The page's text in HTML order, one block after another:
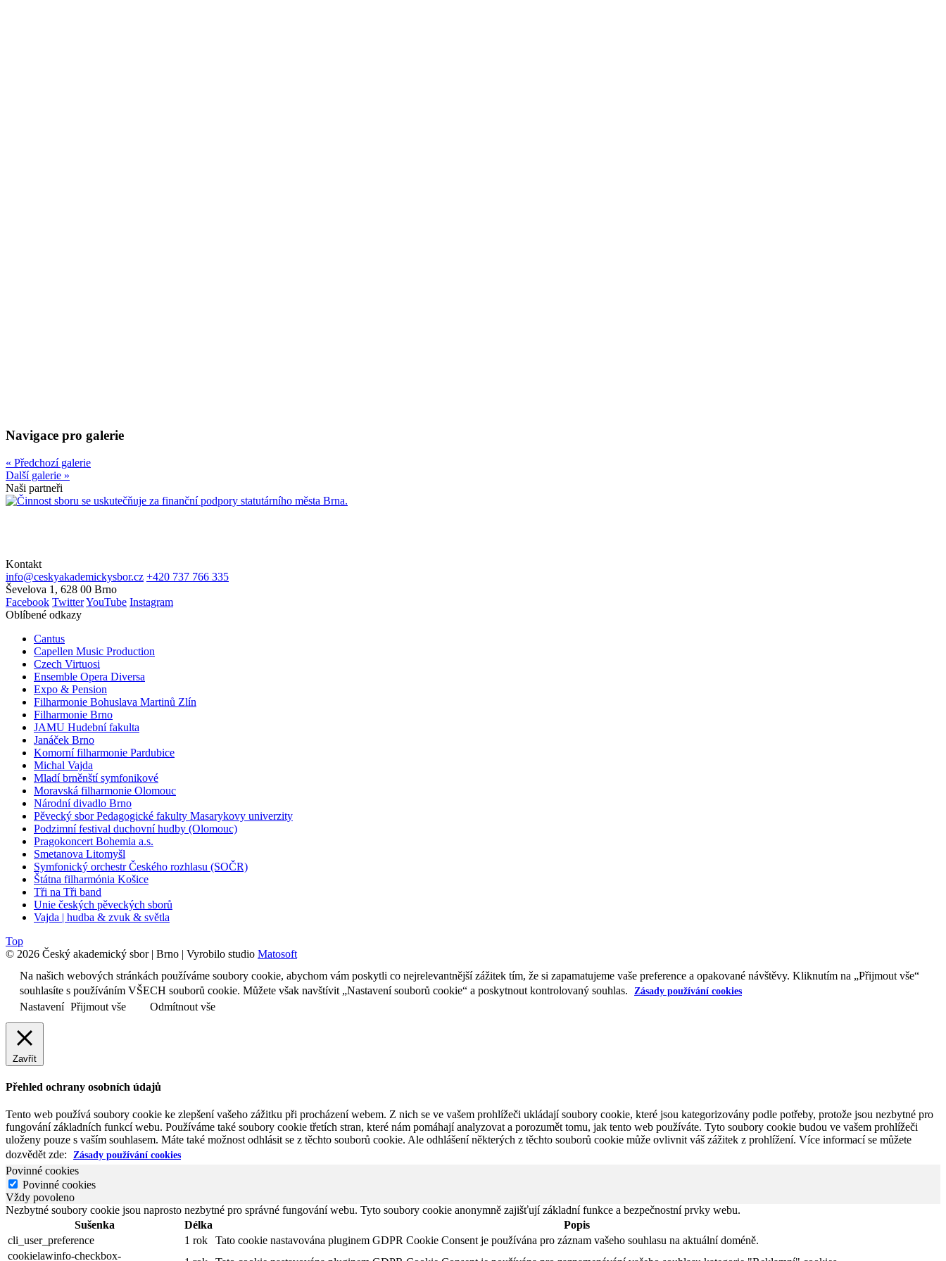
Navigace pro galerie
« Předchozí galerie
Další galerie »
Naši partneři
Kontakt
info@ceskyakademickysbor.cz +420 737 766 335
Ševelova 1, 628 00 Brno
Facebook TwitterYouTube Instagram
Oblíbené odkazy
Cantus
Capellen Music Production
Czech Virtuosi
Ensemble Opera Diversa
Expo & Pension
Filharmonie Bohuslava Martinů Zlín
Filharmonie Brno
JAMU Hudební fakulta
Janáček Brno
Komorní filharmonie Pardubice
Michal Vajda
Mladí brněnští symfonikové
Moravská filharmonie Olomouc
Národní divadlo Brno
Pěvecký sbor Pedagogické fakulty Masarykovy univerzity
Podzimní festival duchovní hudby (Olomouc)
Pragokoncert Bohemia a.s.
Smetanova Litomyšl
Symfonický orchestr Českého rozhlasu (SOČR)
Štátna filharmónia Košice
Tři na Tři band
Unie českých pěveckých sborů
Vajda | hudba & zvuk & světla
Top
© 2026 Český akademický sbor | Brno | Vyrobilo studio Matosoft
Na našich webových stránkách používáme soubory cookie, abychom vám poskytli co nejrelevantnější zážitek tím, že si zapamatujeme vaše preference a opakované návštěvy. Kliknutím na „Přijmout vše“
souhlasíte s používáním VŠECH souborů cookie. Můžete však navštívit „Nastavení souborů cookie“ a poskytnout kontrolovaný souhlas.
Zásady používání cookies
Nastavení Přijmout vše Odmítnout vše
Zavřít
Přehled ochrany osobních údajů
Tento web používá soubory cookie ke zlepšení vašeho zážitku při procházení webem. Z nich se ve vašem prohlížeči ukládají soubory cookie, které jsou kategorizovány podle potřeby, protože jsou nezbytné pro
fungování základních funkcí webu. Používáme také soubory cookie třetích stran, které nám pomáhají analyzovat a porozumět tomu, jak tento web používáte. Tyto soubory cookie budou ve vašem prohlížeči
uloženy pouze s vaším souhlasem. Máte také možnost odhlásit se z těchto souborů cookie. Ale odhlášení některých z těchto souborů cookie může ovlivnit váš zážitek z prohlížení. Více informací se můžete
dozvědět zde:
Zásady používání cookies
Povinné cookies
Povinné cookies
Vždy povoleno
Nezbytné soubory cookie jsou naprosto nezbytné pro správné fungování webu. Tyto soubory cookie anonymně zajišťují základní funkce a bezpečnostní prvky webu.
Sušenka
Délka
Popis
cli_user_preference
1 rok
Tato cookie nastavována pluginem GDPR Cookie Consent je používána pro záznam vašeho souhlasu na aktuální doméně.
cookielawinfo-checkbox-